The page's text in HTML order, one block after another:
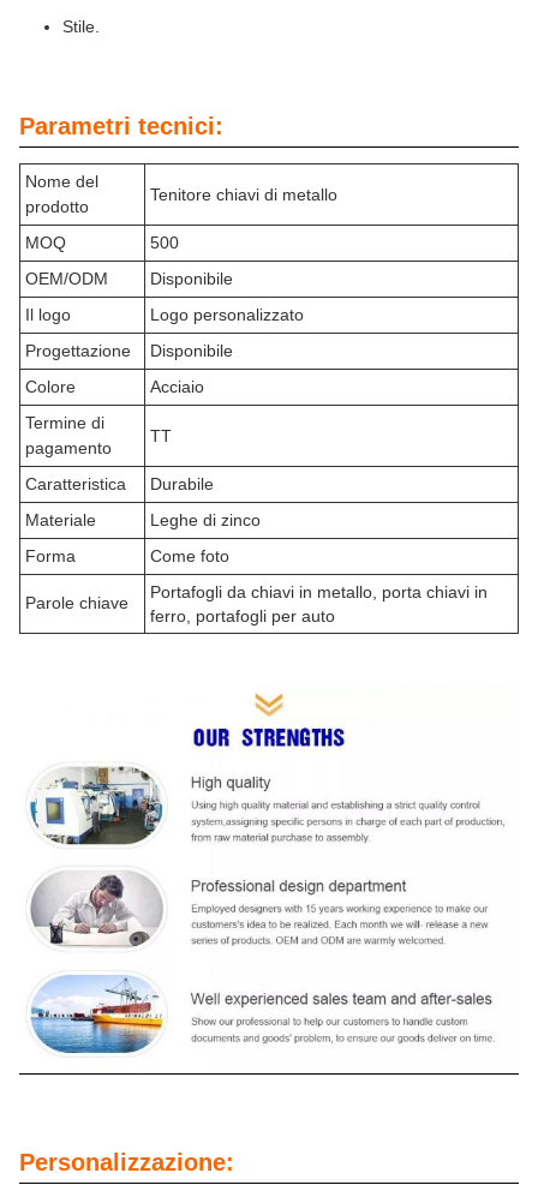
Stile.
Parametri tecnici:
Nome del
prodotto
Tenitore chiavi di metallo
MOQ
500
OEM/ODM
Disponibile
Il logo
Logo personalizzato
Progettazione
Disponibile
Colore
Acciaio
Termine di
pagamento
TT
Caratteristica
Durabile
Materiale
Leghe di zinco
Forma
Come foto
Parole chiave
Portafogli da chiavi in metallo, porta chiavi in
ferro, portafogli per auto
Personalizzazione: